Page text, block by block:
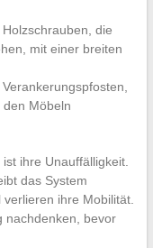
die
mit einer breiten
Möbeln
ihre Unauffälligkeit.
das System
ihre Mobilität.
nachdenken, bevor